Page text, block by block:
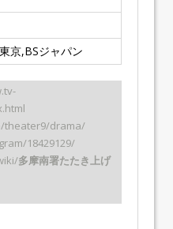
京,BSジャパン
theater9/drama/
18429129/
多摩南署たたき上げ